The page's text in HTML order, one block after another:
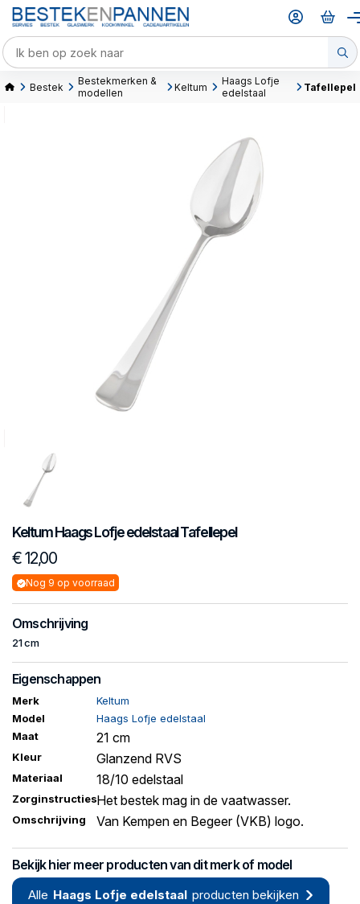
Bestek
Bestekmerken &
modellen
Keltum
Haags Lofje
edelstaal
Tafellepel
KeltumHaags Lofje edelstaalTafellepel
€ 12,00
Nog 9 op voorraad
Omschrijving
21 cm
Eigenschappen
Merk
Keltum
Model
Haags Lofje edelstaal
Maat
21 cm
Kleur Glanzend RVS
Materiaal 18/10 edelstaal
ZorginstructiesHet bestek mag in de vaatwasser.
Omschrijving Van Kempen en Begeer (VKB) logo.
Bekijk hier meer producten van dit merk of model
Alle Haags Lofje edelstaal producten bekijken